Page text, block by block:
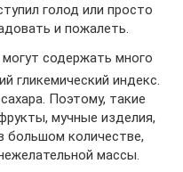
голод или просто
и пожалеть.
содержать много
гликемический индекс.
Поэтому, такие
мучные изделия,
большом количестве,
массы.